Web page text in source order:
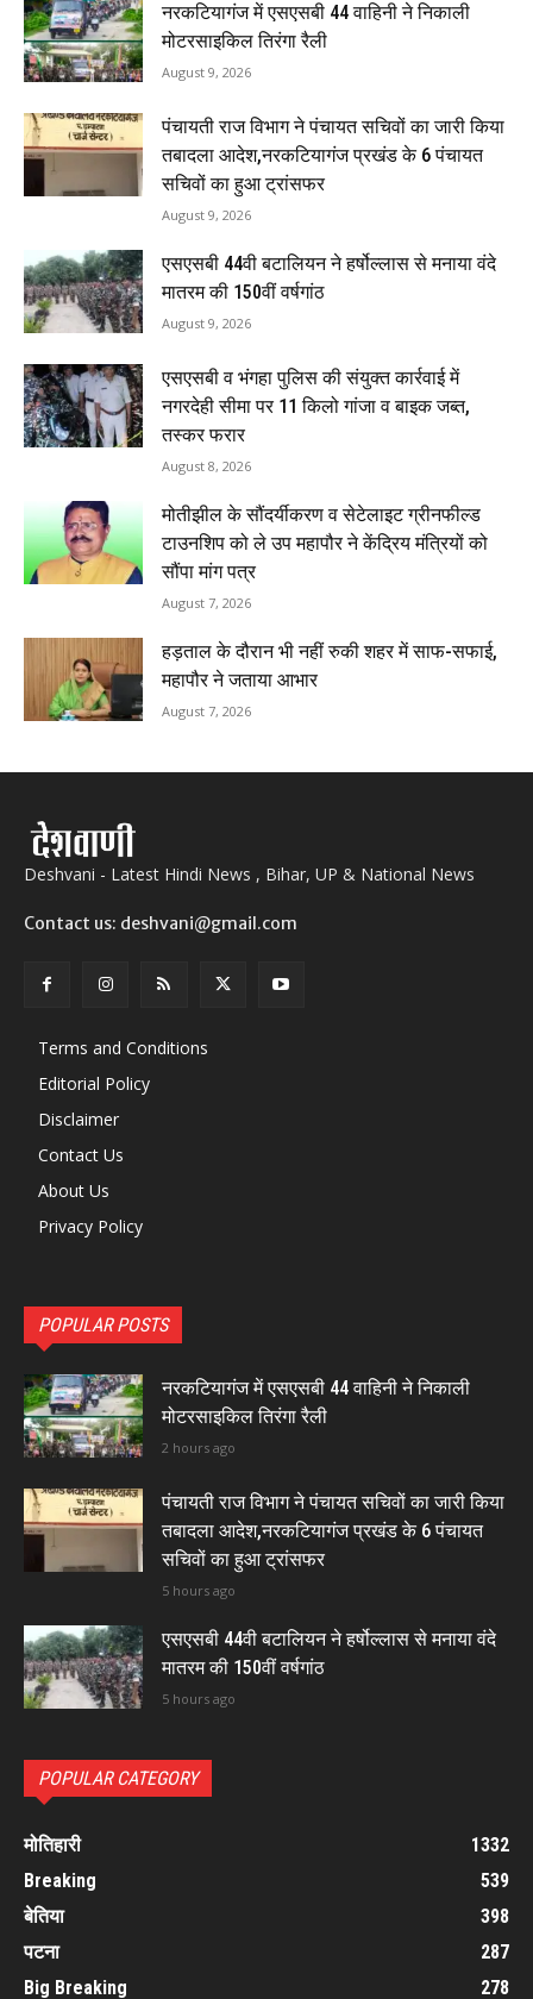
नरकटियागंज में एसएसबी 44 वाहिनी ने निकाली
मोटरसाइकिल तिरंगा रैली
August 9, 2026
पंचायती राज विभाग ने पंचायत सचिवों का जारी किया
तबादला आदेश,नरकटियागंज प्रखंड के 6 पंचायत
सचिवों का हुआ ट्रांसफर
August 9, 2026
एसएसबी 44वी बटालियन ने हर्षोल्लास से मनाया वंदे
मातरम की 150वीं वर्षगांठ
August 9, 2026
एसएसबी व भंगहा पुलिस की संयुक्त कार्रवाई में
नगरदेही सीमा पर 11 किलो गांजा व बाइक जब्त,
तस्कर फरार
August 8, 2026
मोतीझील के सौंदर्यीकरण व सेटेलाइट ग्रीनफील्ड
टाउनशिप को ले उप महापौर ने केंद्रिय मंत्रियों को
सौंपा मांग पत्र
August 7, 2026
हड़ताल के दौरान भी नहीं रुकी शहर में साफ-सफाई,
महापौर ने जताया आभार
August 7, 2026
Deshvani - Latest Hindi News , Bihar, UP & National News
Contact us: deshvani@gmail.com
Terms and Conditions
Editorial Policy
Disclaimer
Contact Us
About Us
Privacy Policy
POPULAR POSTS
नरकटियागंज में एसएसबी 44 वाहिनी ने निकाली
मोटरसाइकिल तिरंगा रैली
2 hours ago
पंचायती राज विभाग ने पंचायत सचिवों का जारी किया
तबादला आदेश,नरकटियागंज प्रखंड के 6 पंचायत
सचिवों का हुआ ट्रांसफर
5 hours ago
एसएसबी 44वी बटालियन ने हर्षोल्लास से मनाया वंदे
मातरम की 150वीं वर्षगांठ
5 hours ago
POPULAR CATEGORY
मोतिहारी
1332
Breaking
539
बेतिया
398
पटना
287
Big Breaking
278